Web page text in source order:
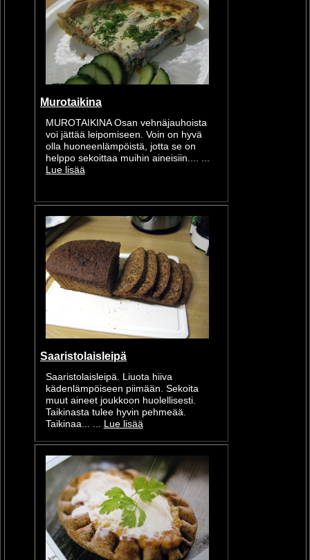
Murotaikina
MUROTAIKINA Osan vehnäjauhoista
voi jättää leipomiseen. Voin on hyvä
olla huoneenlämpöistä, jotta se on
helppo sekoittaa muihin aineisiin.... ...
Lue lisää
Saaristolaisleipä
Saaristolaisleipä. Liuota hiiva
kädenlämpöiseen piimään. Sekoita
muut aineet joukkoon huolellisesti.
Taikinasta tulee hyvin pehmeää.
Taikinaa... ... Lue lisää